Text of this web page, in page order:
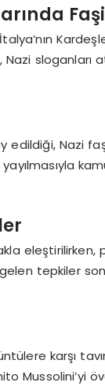
sloganları
edildiği, Nazi
eleştirilirken,
tepkiler
karşı
Mussolini’yi